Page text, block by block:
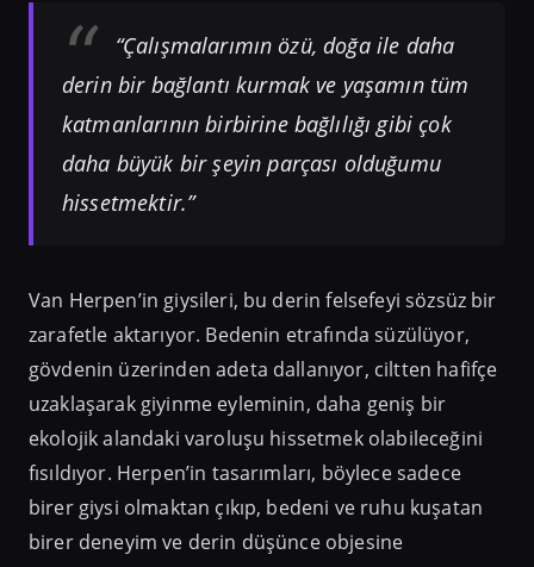
“Çalışmalarımın özü, doğa ile daha
derin bir bağlantı kurmak ve yaşamın tüm
katmanlarının birbirine bağlılığı gibi çok
daha büyük bir şeyin parçası olduğumu
hissetmektir.”
Van Herpen’in giysileri, bu derin felsefeyi sözsüz bir
zarafetle aktarıyor. Bedenin etrafında süzülüyor,
gövdenin üzerinden adeta dallanıyor, ciltten hafifçe
uzaklaşarak giyinme eyleminin, daha geniş bir
ekolojik alandaki varoluşu hissetmek olabileceğini
fısıldıyor. Herpen’in tasarımları, böylece sadece
birer giysi olmaktan çıkıp, bedeni ve ruhu kuşatan
birer deneyim ve derin düşünce objesine